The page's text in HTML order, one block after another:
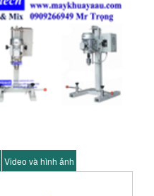
Video và hình ảnh